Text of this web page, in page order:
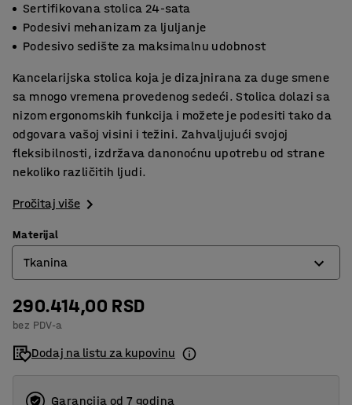
Sertifikovana stolica 24-sata
Podesivi mehanizam za ljuljanje
Podesivo sedište za maksimalnu udobnost
Kancelarijska stolica koja je dizajnirana za duge smene
sa mnogo vremena provedenog sedeći. Stolica dolazi sa
nizom ergonomskih funkcija i možete je podesiti tako da
odgovara vašoj visini i težini. Zahvaljujući svojoj
fleksibilnosti, izdržava danonoćnu upotrebu od strane
nekoliko različitih ljudi.
Pročitaj više
Materijal
Tkanina
Koža
Tkanina
290.414,00 RSD
bez PDV-a
Dodaj na listu za kupovinu
Garancija od 7 godina